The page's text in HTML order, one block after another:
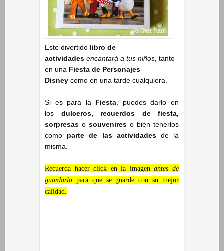
Este divertido libro de
actividades encantará a tus niños, tanto
en una Fiesta de Personajes
Disney como en una tarde cualquiera.
Si es para la Fiesta, puedes darlo en
los dulceros, recuerdos de fiesta,
sorpresas o souvenires o bien tenerlos
como parte de las actividadesde la
misma.
Recuerda hacer click en la imagenantes de
guardarla para que se guarde con su mejor
calidad.